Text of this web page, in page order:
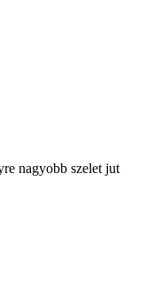
nagyobb szelet jut